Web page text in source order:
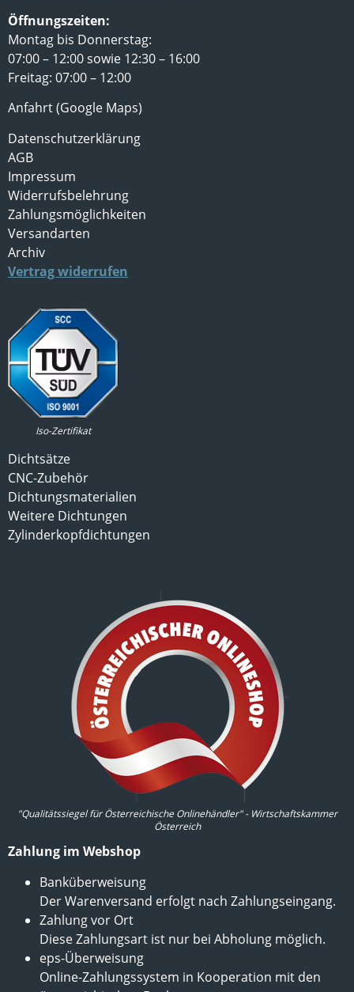
Öffnungszeiten:
Montag bis Donnerstag:
07:00 – 12:00 sowie 12:30 – 16:00
Freitag: 07:00 – 12:00
Anfahrt (Google Maps)
Datenschutzerklärung
AGB
Impressum
Widerrufsbelehrung
Zahlungsmöglichkeiten
Versandarten
Archiv
Vertrag widerrufen
Iso-Zertifikat
Dichtsätze
CNC-Zubehör
Dichtungsmaterialien
Weitere Dichtungen
Zylinderkopfdichtungen
"Qualitätssiegel für Österreichische Onlinehändler" - Wirtschaftskammer
Österreich
Zahlung im Webshop
Banküberweisung
Der Warenversand erfolgt nach Zahlungseingang.
Zahlung vor Ort
Diese Zahlungsart ist nur bei Abholung möglich.
eps-Überweisung
Online-Zahlungssystem in Kooperation mit den